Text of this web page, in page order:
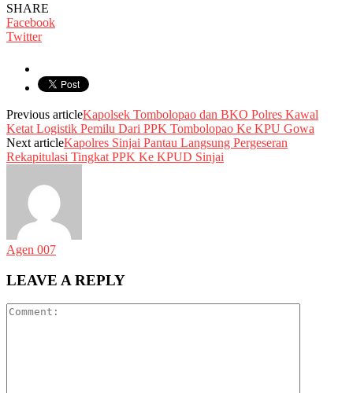
SHARE
Facebook
Twitter
Previous articleKapolsek Tombolopao dan BKO Polres Kawal
Ketat Logistik Pemilu Dari PPK Tombolopao Ke KPU Gowa
Next articleKapolres Sinjai Pantau Langsung Pergeseran
Rekapitulasi Tingkat PPK Ke KPUD Sinjai
Agen 007
LEAVE A REPLY